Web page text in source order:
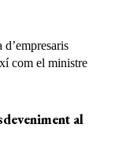
com el ministre
al